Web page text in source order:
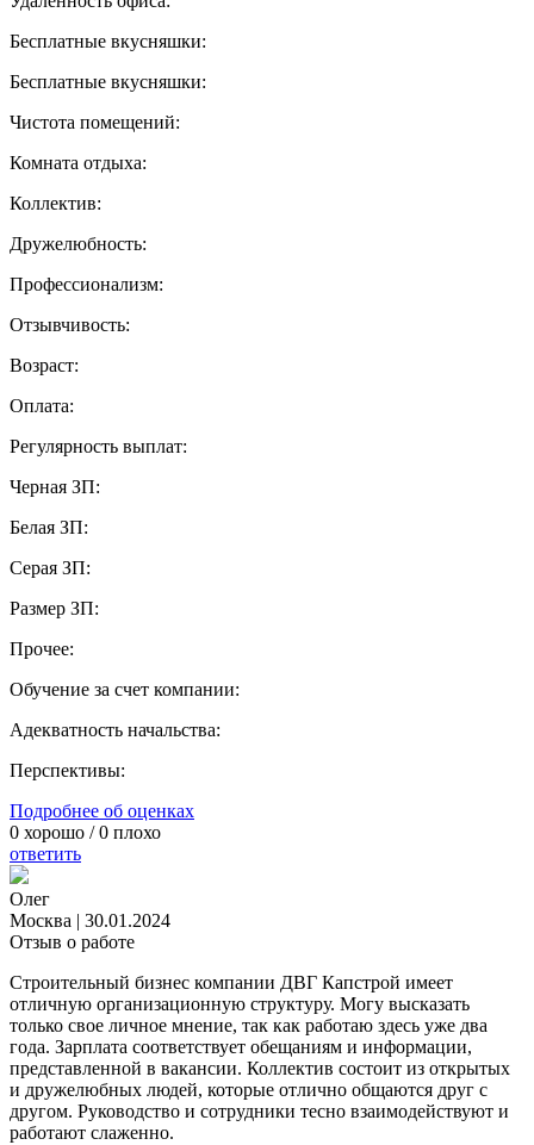
Бесплатные вкусняшки:
Бесплатные вкусняшки:
Чистота помещений:
Комната отдыха:
Коллектив:
Дружелюбность:
Профессионализм:
Отзывчивость:
Возраст:
Оплата:
Регулярность выплат:
Черная ЗП:
Белая ЗП:
Серая ЗП:
Размер ЗП:
Прочее:
Обучение за счет компании:
Адекватность начальства:
Перспективы:
Подробнее об оценках
0 хорошо /0 плохо
ответить
Олег
Москва | 30.01.2024
Отзыв о работе
Строительный бизнес компании ДВГ Капстрой имеет
отличную организационную структуру. Могу высказать
только свое личное мнение, так как работаю здесь уже два
года. Зарплата соответствует обещаниям и информации,
представленной в вакансии. Коллектив состоит из открытых
и дружелюбных людей, которые отлично общаются друг с
другом. Руководство и сотрудники тесно взаимодействуют и
работают слаженно.